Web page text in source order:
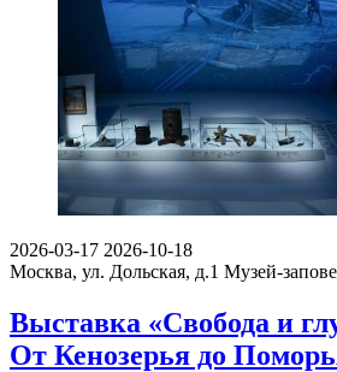
2026-03-17 2026-10-18
Москва, ул. Дольская, д.1 Музей-
Выставка «Свобода и
От Кенозерья до